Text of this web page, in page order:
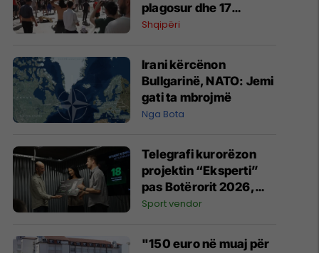
plagosur dhe 17
protestues në spital
Shqipëri
Irani kërcënon
Bullgarinë, NATO: Jemi
gati ta mbrojmë
Nga Bota
Telegrafi kurorëzon
projektin “Eksperti”
pas Botërorit 2026,
ndan çmimet kryesore
Sport vendor
"150 euro në muaj për